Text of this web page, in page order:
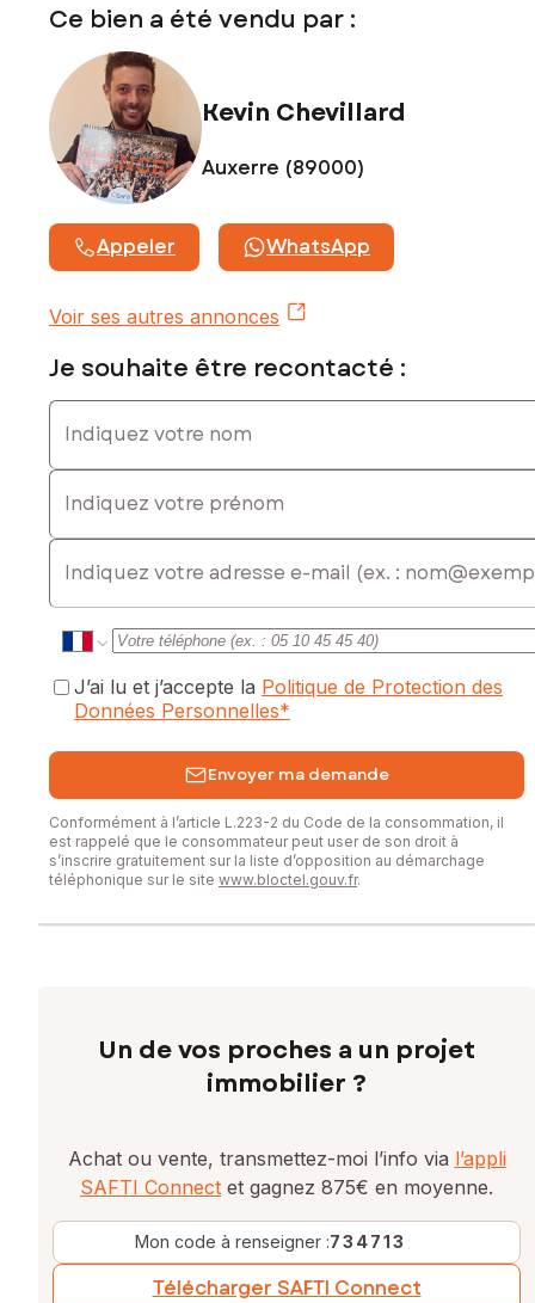
Ce bien a été vendu par :
Kevin Chevillard
Auxerre (89000)
Appeler WhatsApp
Voir ses autres annonces
Je souhaite être recontacté :
Indiquez votre nom
Indiquez votre prénom
E-mail
J’ai lu et j’accepte la Politique de Protection des
Données Personnelles*
Envoyer ma demande
Conformément à l’article L.223-2 du Code de la consommation, il
est rappelé que le consommateur peut user de son droit à
s’inscrire gratuitement sur la liste d’opposition au démarchage
téléphonique sur le site www.bloctel.gouv.fr.
Un de vos proches a un projet
immobilier ?
Achat ou vente, transmettez-moi l’info via l’appli
SAFTI Connect et gagnez 875€ en moyenne.
Mon code à renseigner :734713
Télécharger SAFTI Connect